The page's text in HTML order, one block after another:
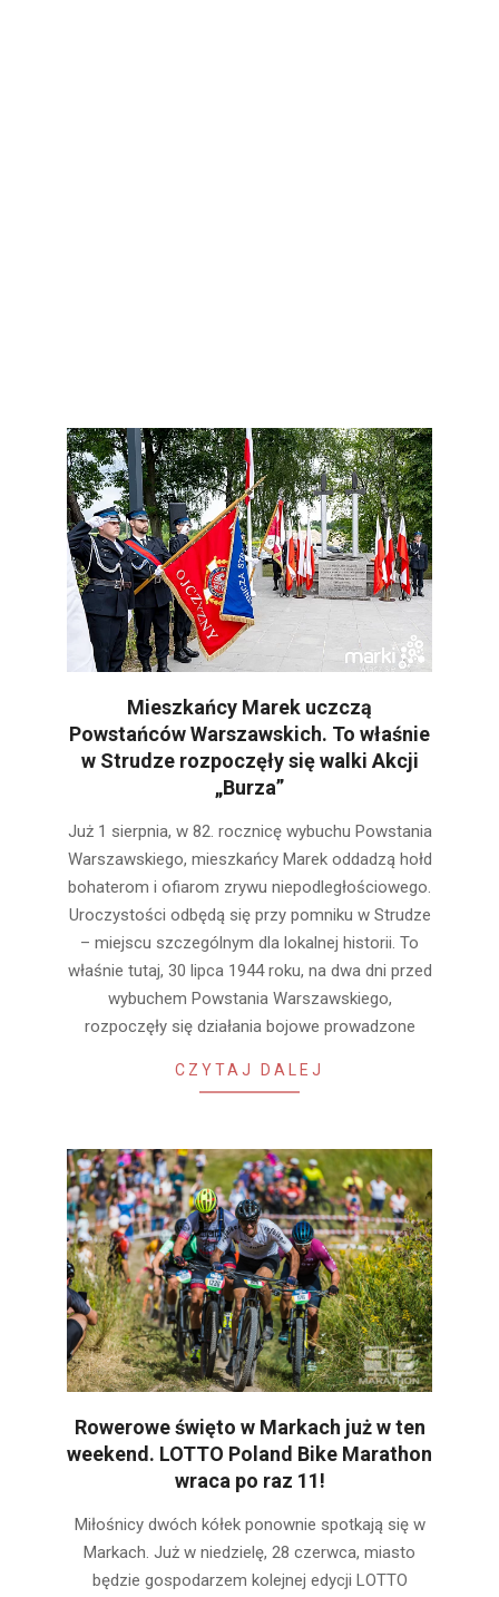
Mieszkańcy Marek uczczą
Powstańców Warszawskich. To właśnie
w Strudze rozpoczęły się walki Akcji
„Burza”
07-
24
Już 1 sierpnia, w 82. rocznicę wybuchu Powstania
Warszawskiego, mieszkańcy Marek oddadzą hołd
bohaterom i ofiarom zrywu niepodległościowego.
Uroczystości odbędą się przy pomniku w Strudze
– miejscu szczególnym dla lokalnej historii. To
właśnie tutaj, 30 lipca 1944 roku, na dwa dni przed
wybuchem Powstania Warszawskiego,
rozpoczęły się działania bojowe prowadzone
CZYTAJ DALEJ
Rowerowe święto w Markach już w ten
weekend. LOTTO Poland Bike Marathon
wraca po raz 11!
06-
Miłośnicy dwóch kółek ponownie spotkają się w
Markach. Już w niedzielę, 28 czerwca, miasto
będzie gospodarzem kolejnej edycji LOTTO